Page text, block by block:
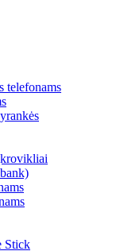
telefonams
Stick